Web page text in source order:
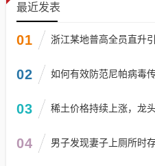
最近发表
01 浙江某地普高全员直升
02 如何有效防范尼帕病毒
03 稀土价格持续上涨，龙
04 男子发现妻子上厕所时